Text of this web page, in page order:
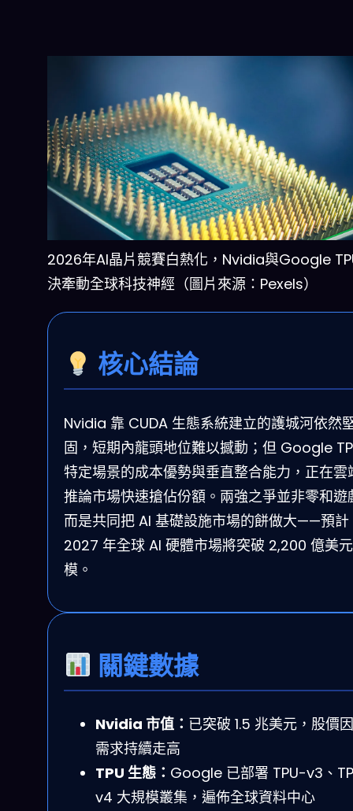
2026年AI晶片競賽白熱化，Nvidia與Google
決牽動全球科技神經（圖片來源：Pexels）
核心結論
Nvidia 靠 CUDA 生態系統建立的護城河依然
固，短期內龍頭地位難以撼動；但 Google
特定場景的成本優勢與垂直整合能力，正在雲
推論市場快速搶佔份額。兩強之爭並非零和遊
而是共同把 AI 基礎設施市場的餅做大——預計
2027 年全球 AI 硬體市場將突破 2,200 億美
模。
關鍵數據
Nvidia 市值： 已突破 1.5 兆美元，股價
需求持續走高
TPU 生態： Google 已部署 TPU-v3、
v4 大規模叢集，遍佈全球資料中心